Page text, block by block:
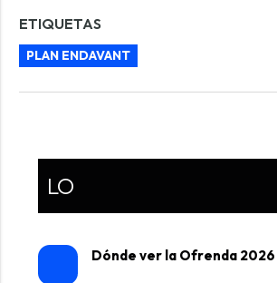
ETIQUETAS
PLAN ENDAVANT
LO
Dónde ver la Ofrenda 2026